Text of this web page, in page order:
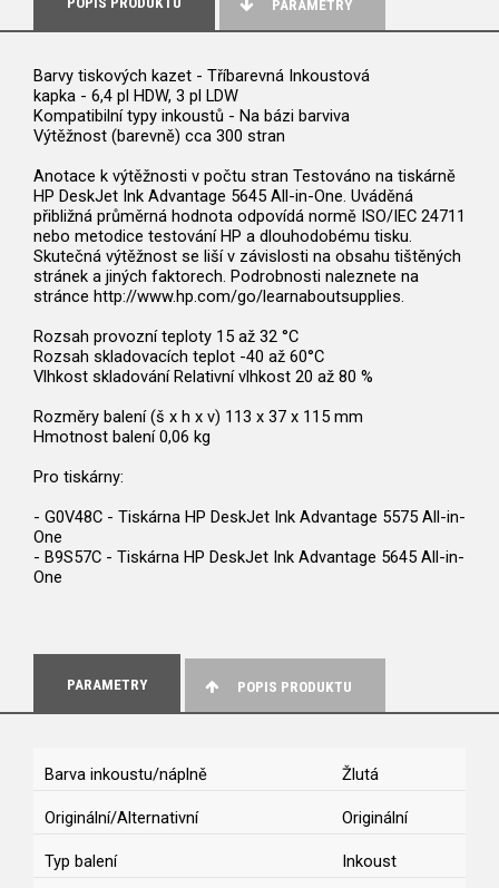
PARAMETRY
Barvy tiskových kazet - Tříbarevná Inkoustová
kapka - 6,4 pl HDW, 3 pl LDW
Kompatibilní typy inkoustů - Na bázi barviva
Výtěžnost (barevně) cca 300 stran
Anotace k výtěžnosti v počtu stran Testováno na tiskárně
HP DeskJet Ink Advantage 5645 All-in-One. Uváděná
přibližná průměrná hodnota odpovídá normě ISO/IEC 24711
nebo metodice testování HP a dlouhodobému tisku.
Skutečná výtěžnost se liší v závislosti na obsahu tištěných
stránek a jiných faktorech. Podrobnosti naleznete na
stránce http://www.hp.com/go/learnaboutsupplies.
Rozsah provozní teploty 15 až 32 °C
Rozsah skladovacích teplot -40 až 60°C
Vlhkost skladování Relativní vlhkost 20 až 80 %
Rozměry balení (š x h x v) 113 x 37 x 115 mm
Hmotnost balení 0,06 kg
Pro tiskárny:
- G0V48C - Tiskárna HP DeskJet Ink Advantage 5575 All-in-
One
- B9S57C - Tiskárna HP DeskJet Ink Advantage 5645 All-in-
One
PARAMETRY POPIS PRODUKTU
Barva inkoustu/náplně Žlutá
Originální/Alternativní Originální
Typ balení Inkoust